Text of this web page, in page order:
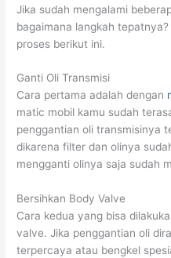
Jika sudah mengalami
bagaimana langkah
proses berikut ini.
Ganti Oli Transmisi
Cara pertama adalah dengan
matic mobil kamu sudah
penggantian oli transmisinya
dikarena filter dan olinya
mengganti olinya saja sudah
Bersihkan Body Valve
Cara kedua yang bisa
valve. Jika penggantian oli
terpercaya atau bengkel